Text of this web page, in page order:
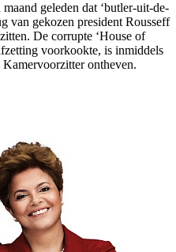
geleden dat ‘butler-uit-de-
van gekozen president Rousseff
De corrupte ‘House of
voorkookte, is inmiddels
ontheven.